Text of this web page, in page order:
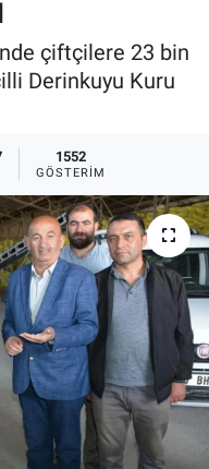
çiftçilere 23 bin
Derinkuyu Kuru
1552
GÖSTERIM